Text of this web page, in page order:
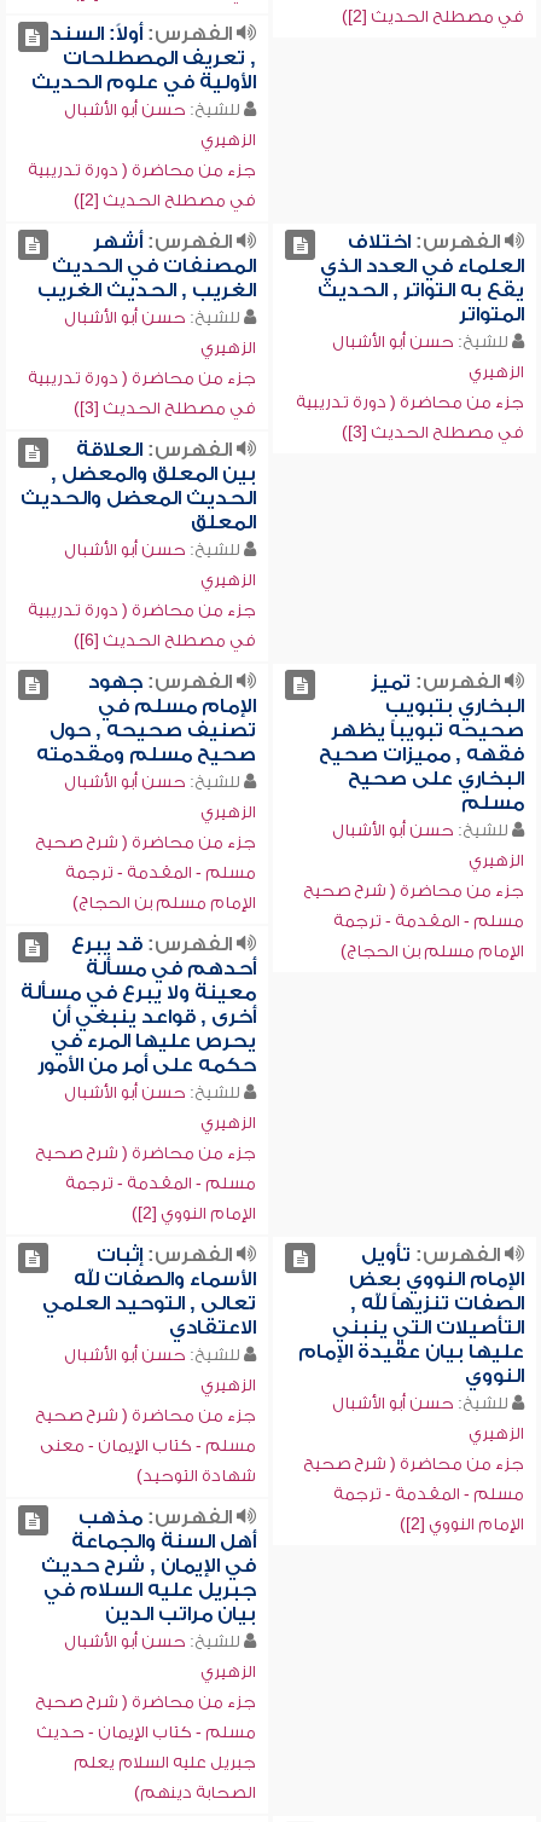
في مصطلح الحديث [2])
الفهرس:أولاً: السند
, تعريف المصطلحات
الأولية في علوم الحديث
للشيخ: حسن أبو الأشبال
الزهيري
جزء من محاضرة ( دورة تدريبية
في مصطلح الحديث [2])
الفهرس:اختلاف
العلماء في العدد الذي
يقع به التواتر , الحديث
المتواتر
للشيخ: حسن أبو الأشبال
الزهيري
جزء من محاضرة ( دورة تدريبية
في مصطلح الحديث [3])
الفهرس:أشهر
المصنفات في الحديث
الغريب , الحديث الغريب
للشيخ: حسن أبو الأشبال
الزهيري
جزء من محاضرة ( دورة تدريبية
في مصطلح الحديث [3])
الفهرس:العلاقة
بين المعلق والمعضل ,
الحديث المعضل والحديث
المعلق
للشيخ: حسن أبو الأشبال
الزهيري
جزء من محاضرة ( دورة تدريبية
في مصطلح الحديث [6])
الفهرس: تميز
البخاري بتبويب
صحيحه تبويباً يظهر
فقهه , مميزات صحيح
البخاري على صحيح
مسلم
للشيخ: حسن أبو الأشبال
الزهيري
جزء من محاضرة ( شرح صحيح
مسلم - المقدمة - ترجمة
الإمام مسلم بن الحجاج)
الفهرس:جهود
الإمام مسلم في
تصنيف صحيحه , حول
صحيح مسلم ومقدمته
للشيخ: حسن أبو الأشبال
الزهيري
جزء من محاضرة ( شرح صحيح
مسلم - المقدمة - ترجمة
الإمام مسلم بن الحجاج)
الفهرس:قد يبرع
أحدهم في مسألة
معينة ولا يبرع في مسألة
أخرى , قواعد ينبغي أن
يحرص عليها المرء في
حكمه على أمر من الأمور
للشيخ: حسن أبو الأشبال
الزهيري
جزء من محاضرة ( شرح صحيح
مسلم - المقدمة - ترجمة
الإمام النووي [2])
الفهرس: تأويل
الإمام النووي بعض
الصفات تنزيهاً لله ,
التأصيلات التي ينبني
عليها بيان عقيدة الإمام
النووي
للشيخ: حسن أبو الأشبال
الزهيري
جزء من محاضرة ( شرح صحيح
مسلم - المقدمة - ترجمة
الإمام النووي [2])
الفهرس:إثبات
الأسماء والصفات لله
تعالى , التوحيد العلمي
الاعتقادي
للشيخ: حسن أبو الأشبال
الزهيري
جزء من محاضرة ( شرح صحيح
مسلم - كتاب الإيمان - معنى
شهادة التوحيد)
الفهرس:مذهب
أهل السنة والجماعة
في الإيمان , شرح حديث
جبريل عليه السلام في
بيان مراتب الدين
للشيخ: حسن أبو الأشبال
الزهيري
جزء من محاضرة ( شرح صحيح
مسلم - كتاب الإيمان - حديث
جبريل عليه السلام يعلم
الصحابة دينهم)